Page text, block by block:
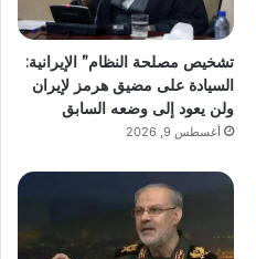
تشخيص مصلحة النظام” الإيرانية:
السيادة على مضيق هرمز لإيران
ولن يعود إلى وضعه السابق
أغسطس 9, 2026